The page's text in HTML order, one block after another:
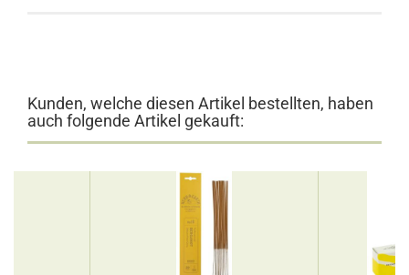
Kunden, welche diesen Artikel bestellten, haben
auch folgende Artikel gekauft: